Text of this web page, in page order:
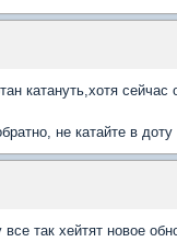
катануть,хотя сейчас
не катайте в доту
так хейтят новое